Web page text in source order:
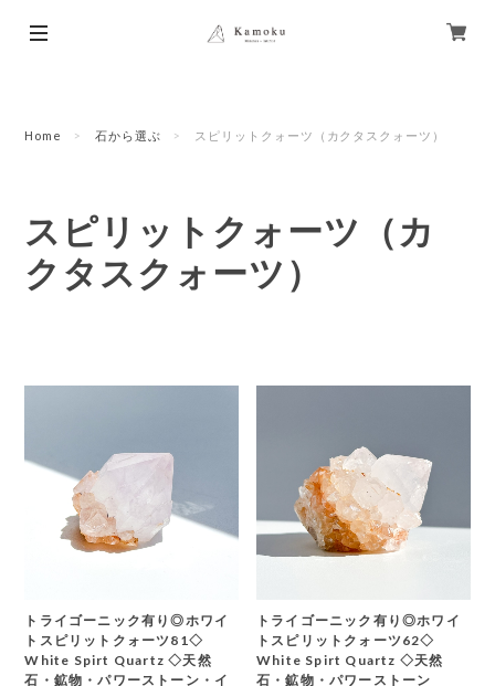
Home 石から選ぶ スピリットクォーツ（カクタスクォーツ）
スピリットクォーツ（カ
クタスクォーツ）
トライゴーニック有り◎ホワイ
トスピリットクォーツ81◇
White Spirt Quartz ◇天然
石・鉱物・パワーストーン・イ
トライゴーニック有り◎ホワイ
トスピリットクォーツ62◇
White Spirt Quartz ◇天然
石・鉱物・パワーストーン